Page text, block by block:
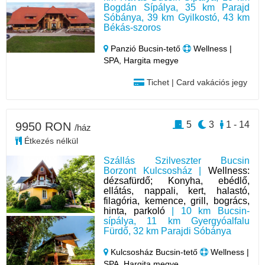
Bogdán Sípálya, 35 km Parajd
Sóbánya, 39 km Gyilkostó, 43 km
Békás-szoros
Panzió Bucsin-tető
Wellness |
SPA, Hargita megye
Tichet | Card vakációs jegy
Szállás Szilveszter Bucsin
Borzont Kulcsosház | Wellness:
dézsafürdő; Konyha, ebédlő,
ellátás, nappali, kert, halastó,
filagória, kemence, grill, bogrács,
hinta, parkoló| 10 km Bucsin-
sípálya, 11 km Gyergyóalfalu
Fürdő, 32 km Parajdi Sóbánya
Kulcsosház Bucsin-tető
Wellness |
9950 RON /ház
Étkezés nélkül
1 - 14
3
5